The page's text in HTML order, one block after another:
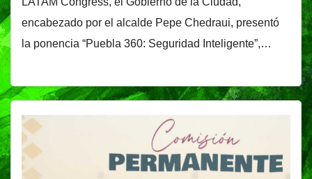
encabezado por el alcalde Pepe Chedraui, presentó
la ponencia “Puebla 360: Seguridad Inteligente”,…